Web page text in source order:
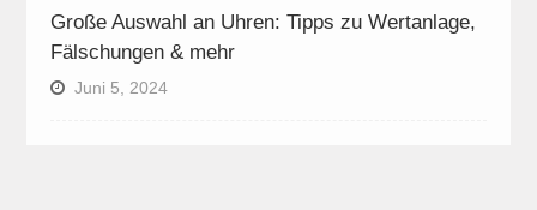
Große Auswahl an Uhren: Tipps zu Wertanlage,
Fälschungen & mehr
Juni 5, 2024